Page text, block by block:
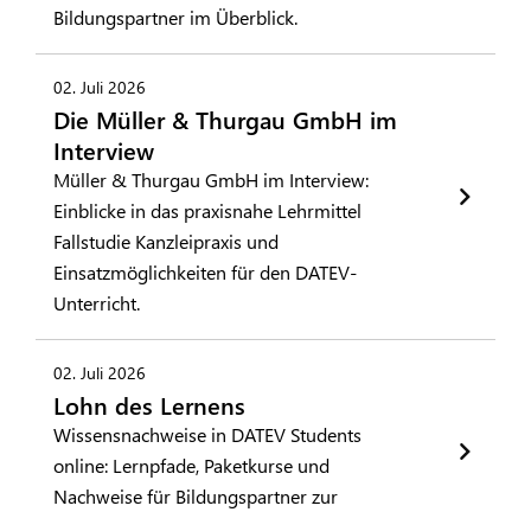
Bildungspartner im Überblick.
02. Juli 2026
Die Müller & Thurgau GmbH im
Interview
Müller & Thurgau GmbH im Interview:
Einblicke in das praxisnahe Lehrmittel
Fallstudie Kanzleipraxis und
Einsatzmöglichkeiten für den DATEV-
Unterricht.
02. Juli 2026
Lohn des Lernens
Wissensnachweise in DATEV Students
online: Lernpfade, Paketkurse und
Nachweise für Bildungspartner zur